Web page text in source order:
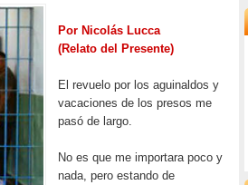
Por Nicolás Lucca
(Relato del Presente)
El revuelo por los aguinaldos y
vacaciones de los presos me
pasó de largo.
No es que me importara poco y
nada, pero estando de